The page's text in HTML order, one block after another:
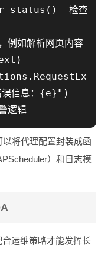
检查请求
例如解析网页内容
信息：{e}")
将代理配置封装成函
）和日志模
运维策略才能发挥长